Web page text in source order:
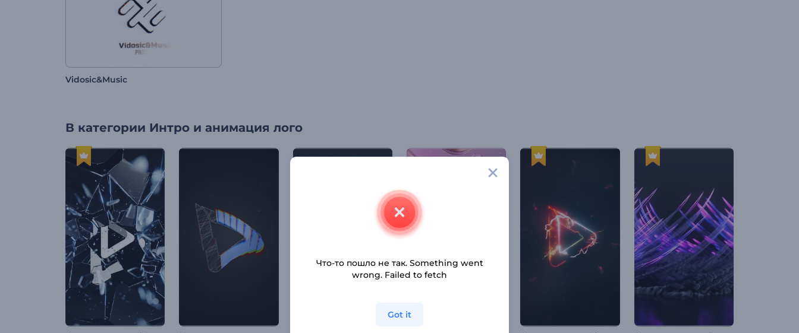
Vidosic&Music
В категории Интро и анимация лого
Что-то пошло не так. Something went
wrong. Failed to fetch
Got it